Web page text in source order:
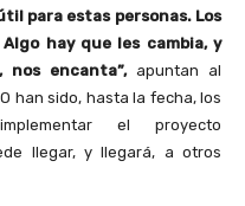
para estas personas. Los
hay que les cambia, y
nos encanta”,apuntan al
han sido, hasta la fecha, los
el proyecto
llegar, y llegará, a otros